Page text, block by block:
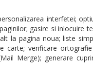
interfetei;
gasire si inlocuire
la pagina noua; liste
carte; verificare
Merge); generare